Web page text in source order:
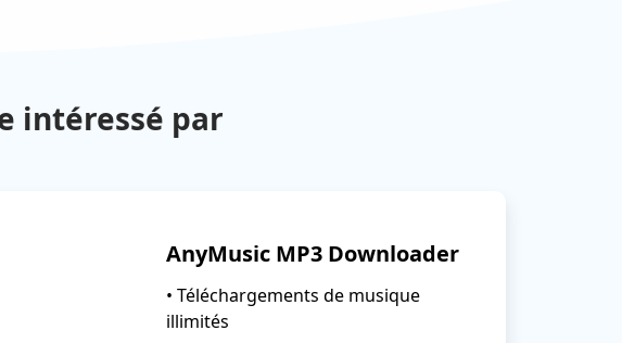
intéressé par
AnyMusic MP3 Downloader
• Téléchargements de musique
illimités